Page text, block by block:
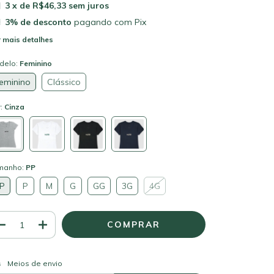
3 x de R$46,33 sem juros
3% de desconto pagando com Pix
mais detalhes
Feminino
Clássico
Cinza
PP
P M G GG 3G 4G
para o CEP:
Meios de envio